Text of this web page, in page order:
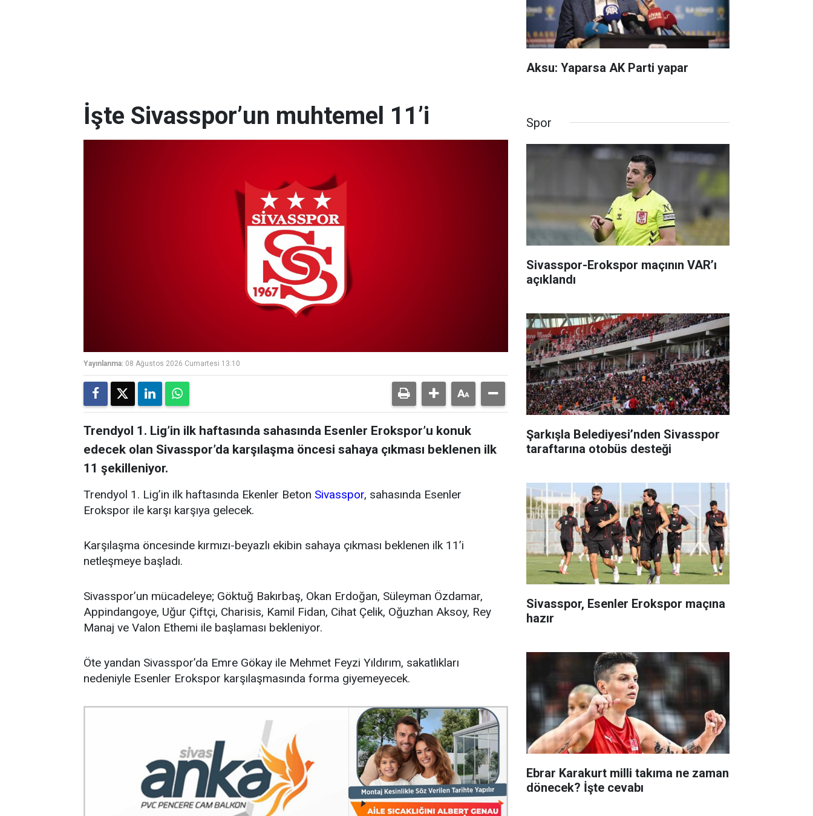
Aksu: Yaparsa AK Parti yapar
İşte Sivasspor’un muhtemel 11’i
Yayınlanma: 08 Ağustos 2026 Cumartesi 13:10
Trendyol 1. Lig’in ilk haftasında sahasında Esenler Erokspor’u konuk
edecek olan Sivasspor’da karşılaşma öncesi sahaya çıkması beklenen ilk
11 şekilleniyor.
Trendyol 1. Lig’in ilk haftasında Ekenler Beton Sivasspor, sahasında Esenler
Erokspor ile karşı karşıya gelecek.
Karşılaşma öncesinde kırmızı-beyazlı ekibin sahaya çıkması beklenen ilk 11’i
netleşmeye başladı.
Sivasspor’un mücadeleye; Göktuğ Bakırbaş, Okan Erdoğan, Süleyman Özdamar,
Appindangoye, Uğur Çiftçi, Charisis, Kamil Fidan, Cihat Çelik, Oğuzhan Aksoy, Rey
Manaj ve Valon Ethemi ile başlaması bekleniyor.
Öte yandan Sivasspor’da Emre Gökay ile Mehmet Feyzi Yıldırım, sakatlıkları
nedeniyle Esenler Erokspor karşılaşmasında forma giyemeyecek.
Spor
Sivasspor-Erokspor maçının VAR’ı
açıklandı
Şarkışla Belediyesi’nden Sivasspor
taraftarına otobüs desteği
Sivasspor, Esenler Erokspor maçına
hazır
Ebrar Karakurt milli takıma ne zaman
dönecek? İşte cevabı